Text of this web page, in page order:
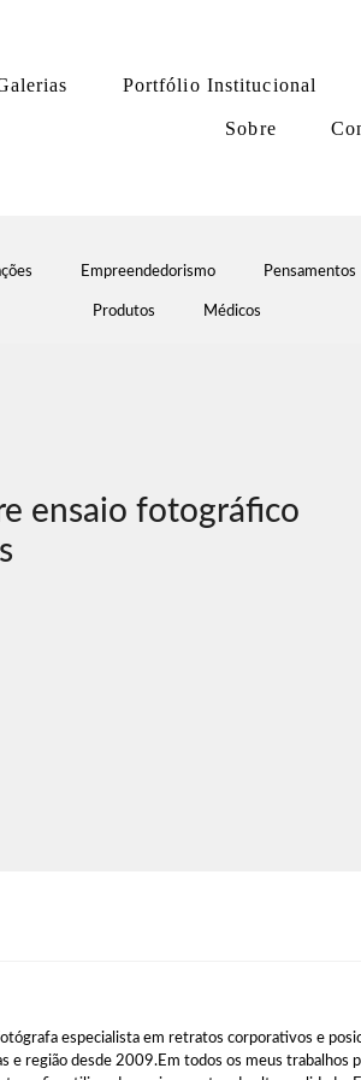
Portfólio Institucional
Sobre
Empreendedorismo Pensamentos
Produtos Médicos
ensaio fotográfico
especialista em retratos corporativos e
e região desde 2009.Em todos os meus trabalhos